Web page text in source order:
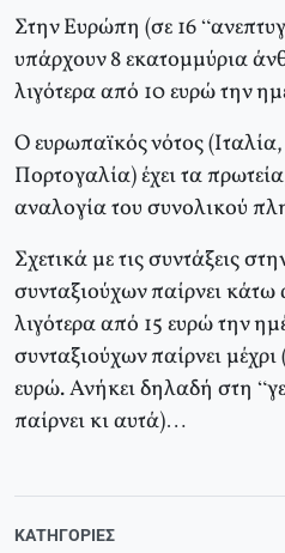
Στην Ευρώπη (σε 16
υπάρχουν 8 εκατομμύρια
λιγότερα από 10 ευρώ την
Ο ευρωπαϊκός νότος
Πορτογαλία) έχει τα
αναλογία του συνολικού
Σχετικά με τις συντάξεις
συνταξιούχων παίρνει
λιγότερα από 15 ευρώ την
συνταξιούχων παίρνει
ευρώ. Ανήκει δηλαδή στη
παίρνει κι αυτά)…
ΚΑΤΗΓΟΡΊΕΣ